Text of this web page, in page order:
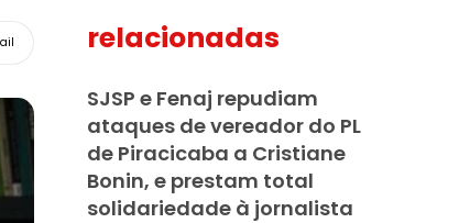
relacionadas
SJSP e Fenaj repudiam
ataques de vereador do PL
de Piracicaba a Cristiane
Bonin, e prestam total
solidariedade à jornalista